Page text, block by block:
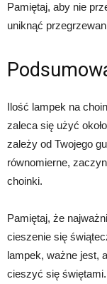
Pamiętaj, aby nie
uniknąć
Ilość lampek na
zaleca się użyć
zależy od Twojego
równomierne,
choinki.
Pamiętaj, że
cieszenie się
lampek, ważne jest,
cieszyć się świętami.